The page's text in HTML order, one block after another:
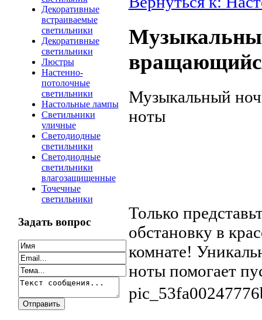
Декоративные
встраиваемые
светильники
Декоративные
светильники
Люстры
Настенно-
потолочные
светильники
Настольные лампы
Светильники
уличные
Светодиодные
светильники
Светодиодные
светильники
влагозащищенные
Точечные
светильники
Задать вопрос
Музыкальный
ноты
Только
обстановку в
комнате!
ноты помогает